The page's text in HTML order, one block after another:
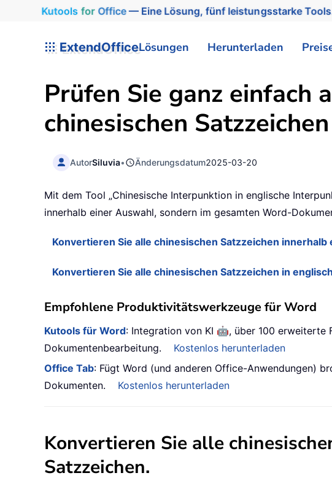
Kutools for Office— Eine Lösung, fünf leistungsstarke
ExtendOfficeLösungen Herunterladen
Prüfen Sie ganz einfach
chinesischen
AutorSiluvia• Änderungsdatum2025-03-20
Mit dem Tool „Chinesische Interpunktion in englische
innerhalb einer Auswahl, sondern im gesamten Word-
Konvertieren Sie alle chinesischen Satzzeichen
Konvertieren Sie alle chinesischen Satzzeichen in
Empfohlene Produktivitätswerkzeuge für Word
Kutools für Word: Integration von KI 🤖, über 100 erweiterte
Dokumentenbearbeitung.
Kostenlos herunterladen
Office Tab: Fügt Word (und anderen Office-Anwendungen)
Dokumenten.
Kostenlos herunterladen
Konvertieren Sie alle
Satzzeichen.